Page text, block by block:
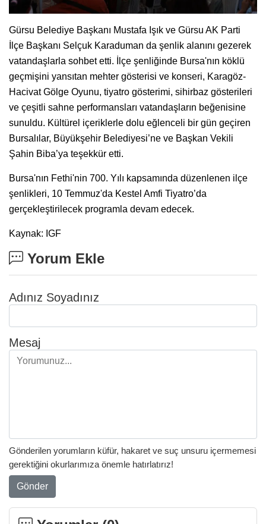
Gürsu Belediye Başkanı Mustafa Işık ve Gürsu AK Parti
İlçe Başkanı Selçuk Karaduman da şenlik alanını gezerek
vatandaşlarla sohbet etti. İlçe şenliğinde Bursa'nın köklü
geçmişini yansıtan mehter gösterisi ve konseri, Karagöz-
Hacivat Gölge Oyunu, tiyatro gösterimi, sihirbaz gösterileri
ve çeşitli sahne performansları vatandaşların beğenisine
sunuldu. Kültürel içeriklerle dolu eğlenceli bir gün geçiren
Bursalılar, Büyükşehir Belediyesi’ne ve Başkan Vekili
Şahin Biba’ya teşekkür etti.
Bursa'nın Fethi'nin 700. Yılı kapsamında düzenlenen ilçe
şenlikleri, 10 Temmuz'da Kestel Amfi Tiyatro’da
gerçekleştirilecek programla devam edecek.
Kaynak: IGF
Yorum Ekle
Adınız Soyadınız
Mesaj
Gönderilen yorumların küfür, hakaret ve suç unsuru içermemesi
gerektiğini okurlarımıza önemle hatırlatırız!
Gönder